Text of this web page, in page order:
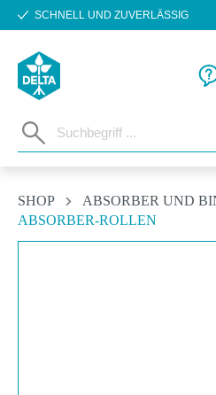
Zum Hauptinhalt springen
SCHNELL UND ZUVERLÄSSIG
SHOP
ABSORBER UND
ABSORBER-ROLLEN